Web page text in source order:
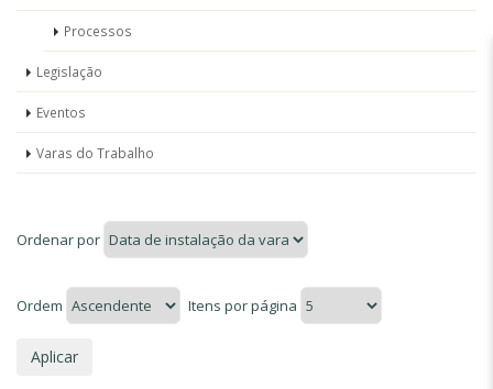
Processos
Legislação
Eventos
Varas do Trabalho
Ordenar por
Ordem Itens por página